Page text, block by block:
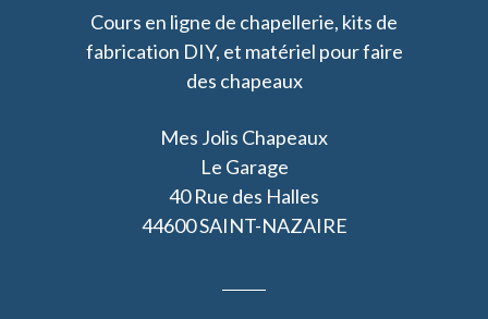
Cours en ligne de chapellerie, kits de
fabrication DIY, et matériel pour faire
des chapeaux
Mes Jolis Chapeaux
Le Garage
40 Rue des Halles
44600 SAINT-NAZAIRE